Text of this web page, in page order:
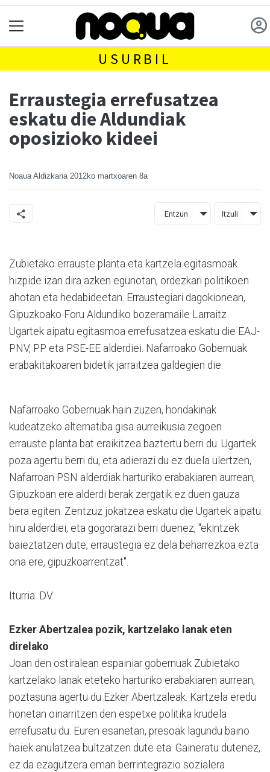
USURBIL
Erraustegia errefusatzea
eskatu die Aldundiak
oposizioko kideei
Noaua Aldizkaria 2012ko martxoaren 8a
Entzun Itzuli
Zubietako errauste planta eta kartzela egitasmoak
hizpide izan dira azken egunotan, ordezkari politikoen
ahotan eta hedabideetan. Erraustegiari dagokionean,
Gipuzkoako Foru Aldundiko bozeramaile Larraitz
Ugartek aipatu egitasmoa errefusatzea eskatu die EAJ-
PNV, PP eta PSE-EE alderdiei. Nafarroako Gobernuak
erabakitakoaren bidetik jarraitzea galdegien die.
Nafarroako Gobernuak hain zuzen, hondakinak
kudeatzeko alternatiba gisa aurreikusia zegoen
errauste planta bat eraikitzea baztertu berri du. Ugartek
poza agertu berri du, eta adierazi du ez duela ulertzen,
Nafarroan PSN alderdiak harturiko erabakiaren aurrean,
Gipuzkoan ere alderdi berak zergatik ez duen gauza
bera egiten. Zentzuz jokatzea eskatu die Ugartek aipatu
hiru alderdiei, eta gogorarazi berri duenez, "ekintzek
baieztatzen dute, erraustegia ez dela beharrezkoa ezta
ona ere, gipuzkoarrentzat".
Iturria: DV.
Ezker Abertzalea pozik, kartzelako lanak eten
direlako
Joan den ostiralean espainiar gobernuak Zubietako
kartzelako lanak eteteko harturiko erabakiaren aurrean,
poztasuna agertu du Ezker Abertzaleak. Kartzela eredu
honetan oinarritzen den espetxe politika krudela
errefusatu du. Euren esanetan, presoak lagundu baino
haiek anulatzea bultzatzen dute eta. Gaineratu dutenez,
ez da ezagutzera eman berrintegrazio sozialera